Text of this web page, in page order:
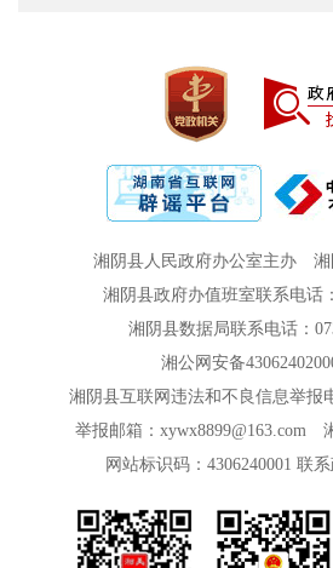
湘阴县人民政府办公室主办
湘阴县政府办值班室联系电话
湘阴县数据局联系电话：
湘公网安备
湘阴县互联网违法和不良信息举报
举报邮箱：xywx8899@163.com
网站标识码：4306240001 联